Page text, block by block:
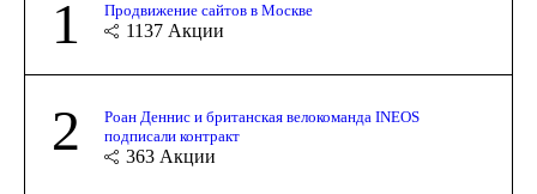
1 Продвижение сайтов в Москве
1137 Акции
2
Роан Деннис и британская велокоманда INEOS
подписали контракт
363 Акции